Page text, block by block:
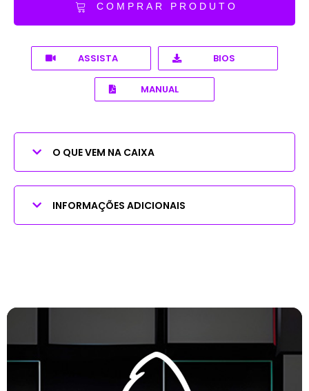
COMPRAR PRODUTO
ASSISTA BIOS
MANUAL
O QUE VEM NA CAIXA
INFORMAÇÕES ADICIONAIS